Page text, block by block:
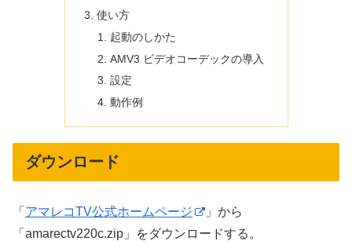
使い方
起動のしかた
AMV3 ビデオコーデックの導入
設定
動作例
ダウンロード
「 アマレコTV公式ホームページ
」から
「amarectv220c.zip」をダウンロードする。